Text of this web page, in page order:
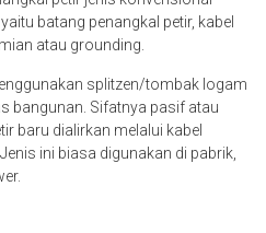
batang penangkal petir, kabel
atau grounding.
splitzen/tombak logam
bangunan. Sifatnya pasif atau
baru dialirkan melalui kabel
ini biasa digunakan di pabrik,